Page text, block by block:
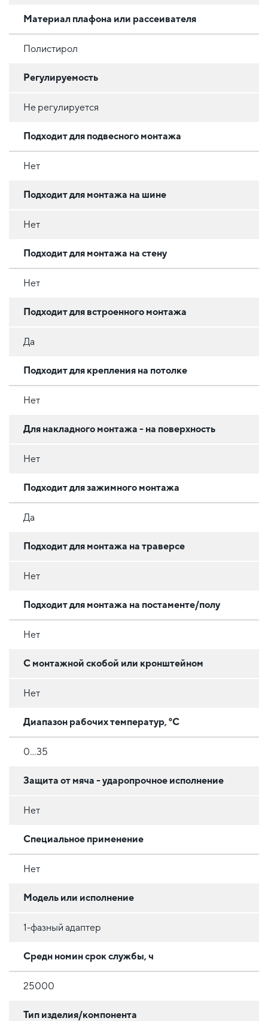
Материал плафона или рассеивателя
Полистирол
Регулируемость
Не регулируется
Подходит для подвесного монтажа
Нет
Подходит для монтажа на шине
Нет
Подходит для монтажа на стену
Нет
Подходит для встроенного монтажа
Да
Подходит для крепления на потолке
Нет
Для накладного монтажа - на поверхность
Нет
Подходит для зажимного монтажа
Да
Подходит для монтажа на траверсе
Нет
Подходит для монтажа на постаменте/полу
Нет
С монтажной скобой или кронштейном
Нет
Диапазон рабочих температур, °C
0...35
Защита от мяча - ударопрочное исполнение
Нет
Специальное применение
Нет
Модель или исполнение
1-фазный адаптер
Средн номин срок службы, ч
25000
Тип изделия/компонента